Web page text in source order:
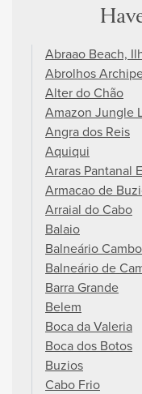
Abraao Beach,
Abrolhos
Alter do Chão
Amazon Jungle
Angra dos Reis
Aquiqui
Araras Pantanal
Armacao de
Arraial do Cabo
Balaio
Balneário
Balneário de
Barra Grande
Belem
Boca da Valeria
Boca dos Botos
Buzios
Cabo Frio